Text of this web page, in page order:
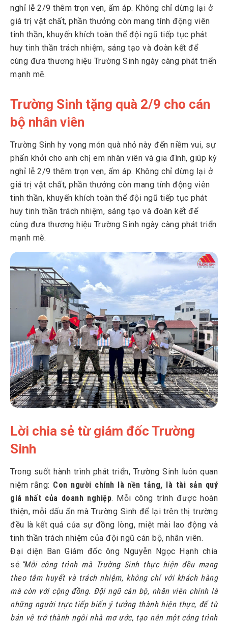
3 Gắn kết tập thể – Vững bước tương lai
nghỉ lễ 2/9 thêm trọn vẹn, ấm áp. Không chỉ dừng lại ở
giá trị vật chất, phần thưởng còn mang tính động viên
tinh thần, khuyến khích toàn thể đội ngũ tiếp tục phát
huy tinh thần trách nhiệm, sáng tạo và đoàn kết để
cùng đưa thương hiệu Trường Sinh ngày càng phát triển
mạnh mẽ.
Trường Sinh tặng quà 2/9 cho cán
bộ nhân viên
Trường Sinh hy vọng món quà nhỏ này đến niềm vui, sự
phấn khởi cho anh chị em nhân viên và gia đình, giúp kỳ
nghỉ lễ 2/9 thêm trọn vẹn, ấm áp. Không chỉ dừng lại ở
giá trị vật chất, phần thưởng còn mang tính động viên
tinh thần, khuyến khích toàn thể đội ngũ tiếp tục phát
huy tinh thần trách nhiệm, sáng tạo và đoàn kết để
cùng đưa thương hiệu Trường Sinh ngày càng phát triển
mạnh mẽ.
Lời chia sẻ từ giám đốc Trường
Sinh
Trong suốt hành trình phát triển, Trường Sinh luôn quan
niệm rằng: Con người chính là nền tảng, là tài sản quý
giá nhất của doanh nghiệp. Mỗi công trình được hoàn
thiện, mỗi dấu ấn mà Trường Sinh để lại trên thị trường
đều là kết quả của sự đồng lòng, miệt mài lao động và
tinh thần trách nhiệm của đội ngũ cán bộ, nhân viên.
Đại diện Ban Giám đốc ông Nguyễn Ngọc Hạnh chia
sẻ: “Mỗi công trình mà Trường Sinh thực hiện đều mang
theo tâm huyết và trách nhiệm, không chỉ với khách hàng
mà còn với cộng đồng. Đội ngũ cán bộ, nhân viên chính là
những người trực tiếp biến ý tưởng thành hiện thực, để từ
bản vẽ trở thành ngôi nhà mơ ước, tạo nên một công trình